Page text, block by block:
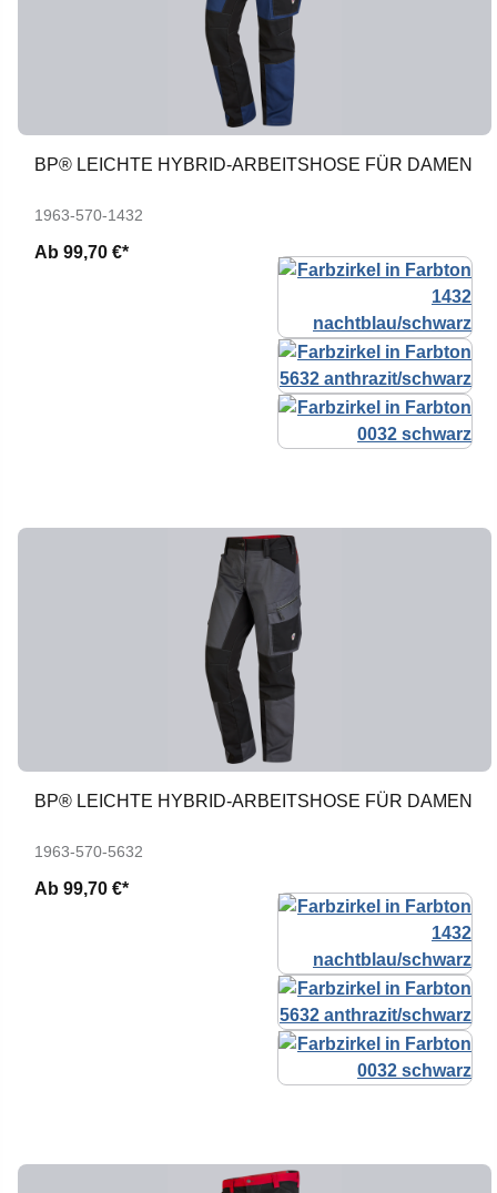
BP® LEICHTE HYBRID-ARBEITSHOSE FÜR DAMEN
1963-570-1432
Ab 99,70 €*
BP® LEICHTE HYBRID-ARBEITSHOSE FÜR DAMEN
1963-570-5632
Ab 99,70 €*